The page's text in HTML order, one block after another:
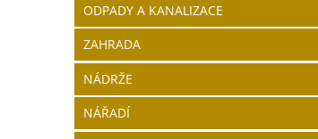
ODPADY A KANALIZACE
ZAHRADA
NÁDRŽE
NÁŘADÍ